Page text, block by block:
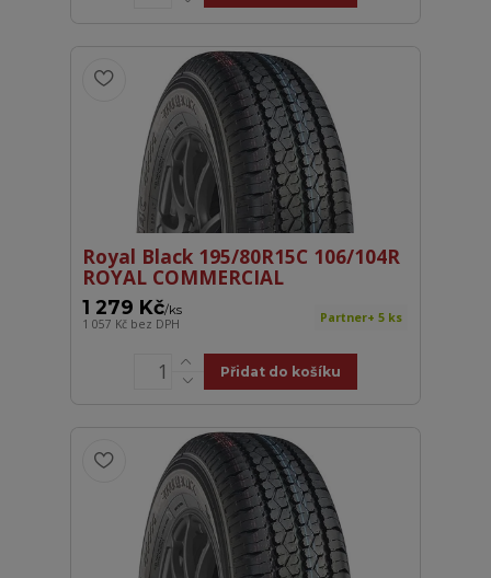
Royal Black 195/80R15C 106/104R
ROYAL COMMERCIAL
1 279 Kč/ks
1 057 Kč bez DPH Partner+ 5 ks
Přidat do košíku